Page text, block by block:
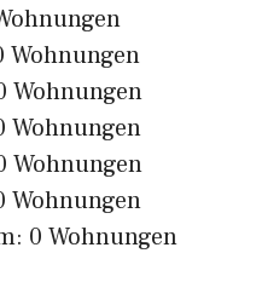
Wohnungen
Wohnungen
Wohnungen
Wohnungen
Wohnungen
0 Wohnungen